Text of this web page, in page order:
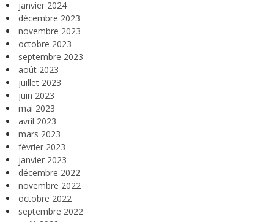
janvier 2024
décembre 2023
novembre 2023
octobre 2023
septembre 2023
août 2023
juillet 2023
juin 2023
mai 2023
avril 2023
mars 2023
février 2023
janvier 2023
décembre 2022
novembre 2022
octobre 2022
septembre 2022